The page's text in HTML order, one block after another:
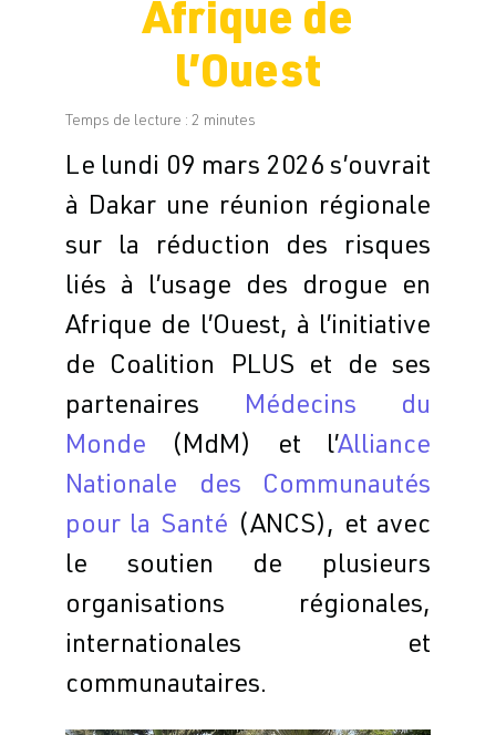
Afrique de
l’Ouest
Temps de lecture : 2 minutes
Le lundi 09 mars 2026 s’ouvrait
à Dakar une réunion régionale
sur la réduction des risques
liés à l’usage des drogue en
Afrique de l’Ouest, à l’initiative
de Coalition PLUS et de ses
partenaires
Médecins du
Monde (MdM) et l’Alliance
Nationale des Communautés
pour la Santé (ANCS), et avec
le soutien de plusieurs
organisations régionales,
internationales et
communautaires.